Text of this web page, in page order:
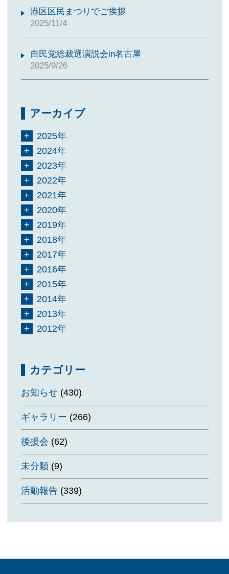
港区区民まつりでご挨拶
2025/11/4
自民党総裁選演説会in名古屋
2025/9/26
アーカイブ
2025年
2024年
2023年
2022年
2021年
2020年
2019年
2018年
2017年
2016年
2015年
2014年
2013年
2012年
カテゴリー
お知らせ(430)
ギャラリー (266)
後援会 (62)
未分類(9)
活動報告(339)